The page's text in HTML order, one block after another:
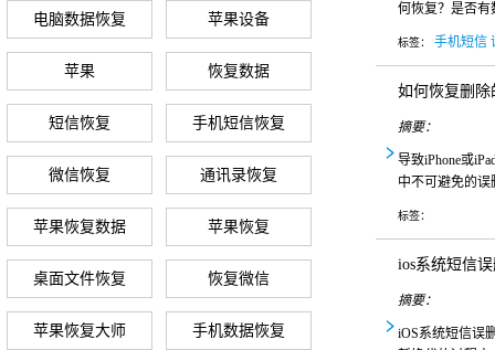
电脑数据恢复 苹果设备
苹果 恢复数据
短信恢复 手机短信恢复
微信恢复 通讯录恢复
苹果恢复数据 苹果恢复
桌面文件恢复 恢复微信
苹果恢复大师 手机数据恢复
何恢复？是否有
标签： 手机短信
如何恢复删除
摘要：
导致iPhone或
中不可避免的误
标签：
ios系统短信
摘要：
iOS系统短信误